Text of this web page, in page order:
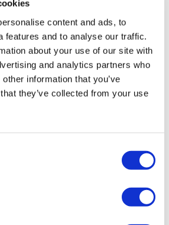
content and ads, to
features and to analyse our traffic.
about your use of our site with
and analytics partners who
information that you’ve
they’ve collected from your use